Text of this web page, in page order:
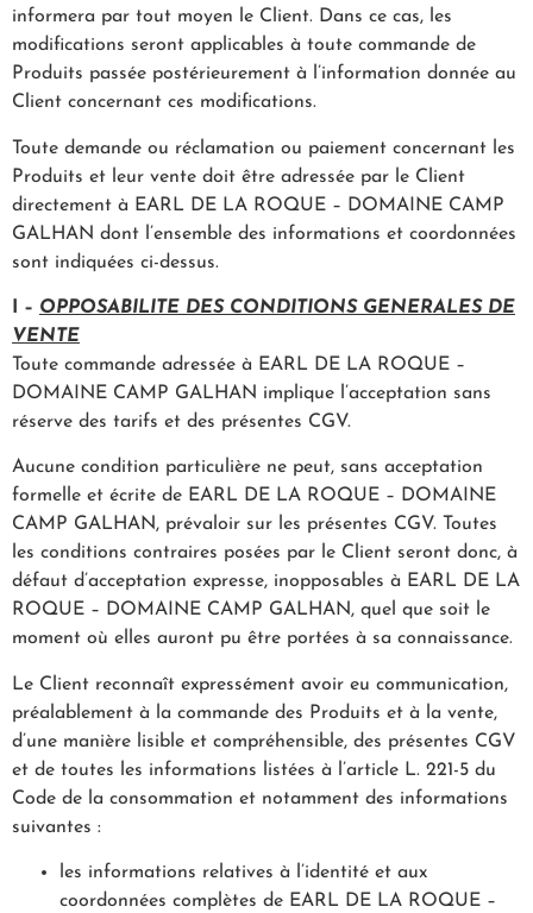
informera par tout moyen le Client. Dans ce cas, les
modifications seront applicables à toute commande de
Produits passée postérieurement à l’information donnée au
Client concernant ces modifications.
Toute demande ou réclamation ou paiement concernant les
Produits et leur vente doit être adressée par le Client
directement à EARL DE LA ROQUE – DOMAINE CAMP
GALHAN dont l’ensemble des informations et coordonnées
sont indiquées ci-dessus.
I – OPPOSABILITE DES CONDITIONS GENERALES DE
VENTE
Toute commande adressée à EARL DE LA ROQUE –
DOMAINE CAMP GALHAN implique l’acceptation sans
réserve des tarifs et des présentes CGV.
Aucune condition particulière ne peut, sans acceptation
formelle et écrite de EARL DE LA ROQUE – DOMAINE
CAMP GALHAN, prévaloir sur les présentes CGV. Toutes
les conditions contraires posées par le Client seront donc, à
défaut d’acceptation expresse, inopposables à EARL DE LA
ROQUE – DOMAINE CAMP GALHAN, quel que soit le
moment où elles auront pu être portées à sa connaissance.
Le Client reconnaît expressément avoir eu communication,
préalablement à la commande des Produits et à la vente,
d’une manière lisible et compréhensible, des présentes CGV
et de toutes les informations listées à l’article L. 221-5 du
Code de la consommation et notamment des informations
suivantes :
les informations relatives à l’identité et aux
coordonnées complètes de EARL DE LA ROQUE –